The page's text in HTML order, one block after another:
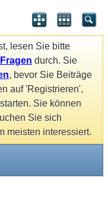
lesen Sie bitte
durch. Sie
, bevor Sie Beiträge
auf 'Registrieren',
Sie können
Sie sich
meisten interessiert.